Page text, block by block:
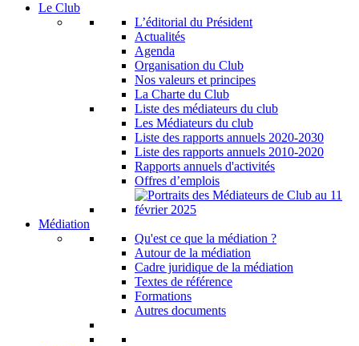
Le Club
L’éditorial du Président
Actualités
Agenda
Organisation du Club
Nos valeurs et principes
La Charte du Club
Liste des médiateurs du club
Les Médiateurs du club
Liste des rapports annuels 2020-2030
Liste des rapports annuels 2010-2020
Rapports annuels d'activités
Offres d’emplois
Médiation
Qu'est ce que la médiation ?
Autour de la médiation
Cadre juridique de la médiation
Textes de référence
Formations
Autres documents